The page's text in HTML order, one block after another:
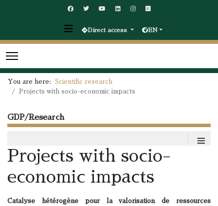
Direct access EN
You are here: Scientific research
Projects with socio-economic impacts
GDP/Research
≡
Projects with socio-
economic impacts
Catalyse hétérogène pour la valorisation de ressources